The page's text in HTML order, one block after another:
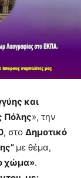
και
Πόλης», την
, στο Δημοτικό
με θέμα,
χώμα».